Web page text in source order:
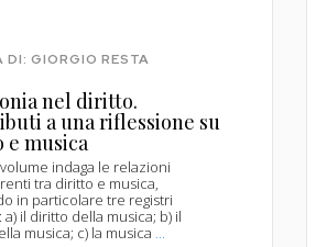
DI: GIORGIO RESTA
nel diritto.
a una riflessione su
musica
indaga le relazioni
tra diritto e musica,
in particolare tre registri
a) il diritto della musica; b) il
musica; c) la musica ...